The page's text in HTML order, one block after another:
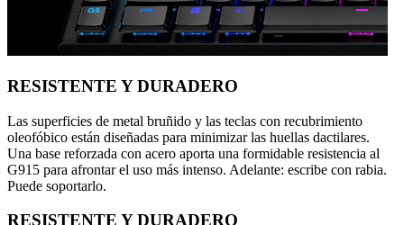
RESISTENTE Y DURADERO
Las superficies de metal bruñido y las teclas con recubrimiento
oleofóbico están diseñadas para minimizar las huellas dactilares.
Una base reforzada con acero aporta una formidable resistencia al
G915 para afrontar el uso más intenso. Adelante: escribe con rabia.
Puede soportarlo.
RESISTENTE Y DURADERO